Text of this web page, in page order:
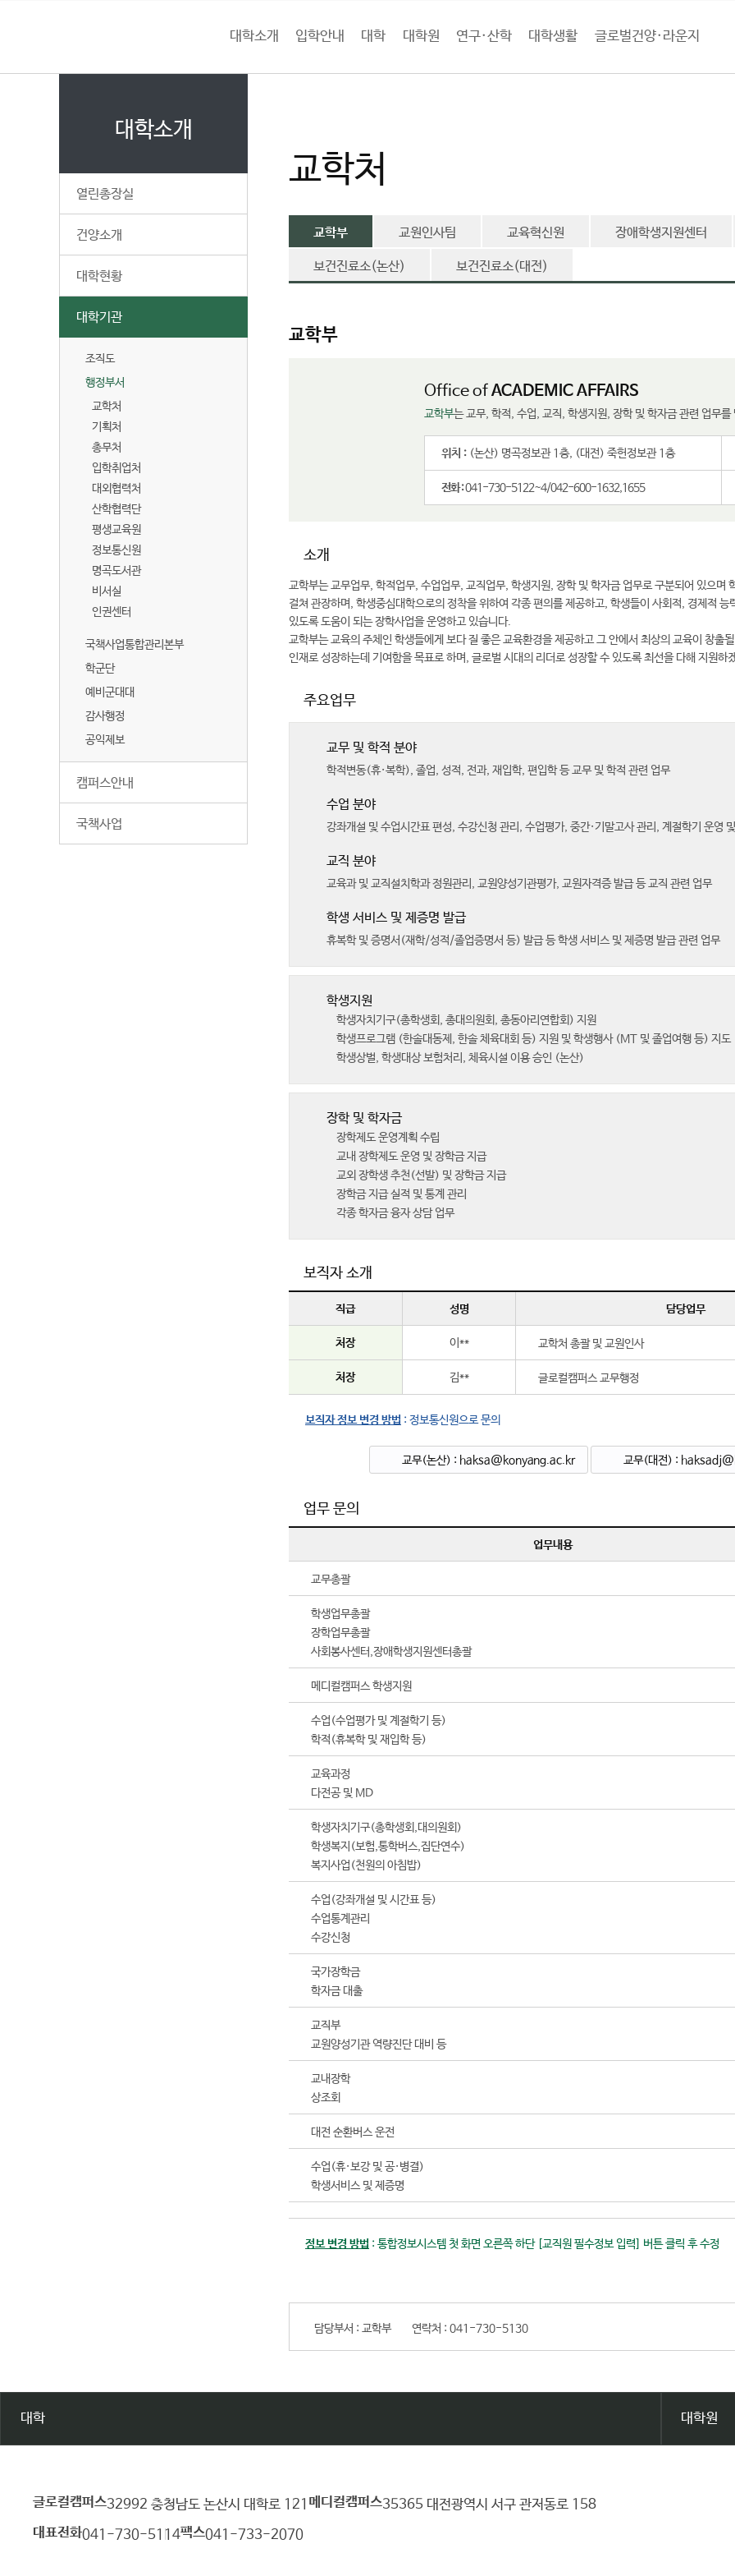
대학소개 입학안내 대학 대학원 연구·산학 대학생활 글로벌건양·라운지
대학소개
열린총장실
건양소개
대학현황
대학기관
조직도
행정부서
교학처
기획처
총무처
입학취업처
대외협력처
산학협력단
평생교육원
정보통신원
명곡도서관
비서실
인권센터
국책사업통합관리본부
학군단
예비군대대
감사행정
공익제보
캠퍼스안내
국책사업
로
교학처
이
교학부 교원인사팀 교육혁신원 장애학생지원센터
보건진료소(논산) 보건진료소(대전)
교학부
Office ofACADEMIC AFFAIRS
교학부는 교무, 학적, 수업, 교직, 학생지원, 장학 및 학자금 관련 업무를
위치 : (논산) 명곡정보관 1층, (대전) 죽헌정보관 1층
전화 :041-730-5122~4/042-600-1632,1655
소개
교학부는 교무업무, 학적업무, 수업업무, 교직업무, 학생지원, 장학 및 학자금 업무로 구분되어 있으며
걸쳐 관장하며, 학생중심대학으로의 정착을 위하여 각종 편의를 제공하고, 학생들이 사회적, 경제적
있도록 도움이 되는 장학사업을 운영하고 있습니다.
교학부는 교육의 주체인 학생들에게 보다 질 좋은 교육환경을 제공하고 그 안에서 최상의 교육이 창출
인재로 성장하는데 기여함을 목표로 하며, 글로벌 시대의 리더로 성장할 수 있도록 최선을 다해 지원하
주요업무
교무 및 학적 분야
학적변동(휴·복학), 졸업, 성적, 전과, 재입학, 편입학 등 교무 및 학적 관련 업무
수업 분야
강좌개설 및 수업시간표 편성, 수강신청 관리, 수업평가, 중간·기말고사 관리, 계절학기 운영
교직 분야
교육과 및 교직설치학과 정원관리, 교원양성기관평가, 교원자격증 발급 등 교직 관련 업무
학생 서비스 및 제증명 발급
휴복학 및 증명서(재학/성적/졸업증명서 등) 발급 등 학생 서비스 및 제증명 발급 관련 업무
학생지원
학생자치기구(총학생회, 총대의원회, 총동아리연합회) 지원
학생프로그램 (한솔대동제, 한솔 체육대회 등) 지원 및 학생행사 (MT 및 졸업여행 등) 지도
학생상벌, 학생대상 보험처리, 체육시설 이용 승인 (논산)
장학 및 학자금
장학제도 운영계획 수립
교내 장학제도 운영 및 장학금 지급
교외 장학생 추천(선발) 및 장학금 지급
장학금 지급 실적 및 통계 관리
각종 학자금 융자 상담 업무
보직자 소개
직급 성명 담당업무
처장 이** 교학처 총괄 및 교원인사
처장 김** 글로컬캠퍼스 교무행정
보직자 정보 변경 방법 : 정보통신원으로 문의
교무(논산) : haksa@konyang.ac.kr 교무(대전) :
업무 문의
업무내용
교무총괄
학생업무총괄
장학업무총괄
사회봉사센터,장애학생지원센터총괄
메디컬캠퍼스 학생지원
수업(수업평가 및 계절학기 등)
학적(휴복학 및 재입학 등)
교육과정
다전공 및 MD
학생자치기구(총학생회,대의원회)
학생복지(보험,통학버스,집단연수)
복지사업(천원의 아침밥)
수업(강좌개설 및 시간표 등)
수업통계관리
수강신청
국가장학금
학자금 대출
교직부
교원양성기관 역량진단 대비 등
교내장학
상조회
대전 순환버스 운전
수업(휴·보강 및 공·병결)
학생서비스 및 제증명
정보 변경 방법 : 통합정보시스템 첫 화면 오른쪽 하단 [교직원 필수정보 입력] 버튼 클릭 후 수정
담당부서 : 교학부 연락처 : 041-730-5130
대학 대학원
건
양
글로컬캠퍼스 32992 충청남도 논산시 대학로 121 메디컬캠퍼스 35365 대전광역시 서구 관저동로 158
대표전화 041-730-5114 팩스 041-733-2070